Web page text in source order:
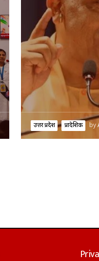
उत्तर प्रदेश प्रादेशिक by